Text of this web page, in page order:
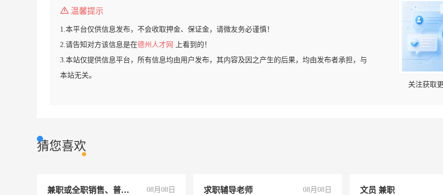
温馨提示
1.本平台仅供信息发布，不会收取押金、保证金，请微友务必谨慎！
2.请告知对方该信息是在德州人才网
上看到的！
3.本站仅提供信息平台，所有信息均由用户发布，其内容及因之产生的后果，均由发布者承担，与
本站无关。
关注获取
猜您喜欢
兼职或全职销售、普工、维修 08月08日 求职辅导老师 08月08日 文员 兼职